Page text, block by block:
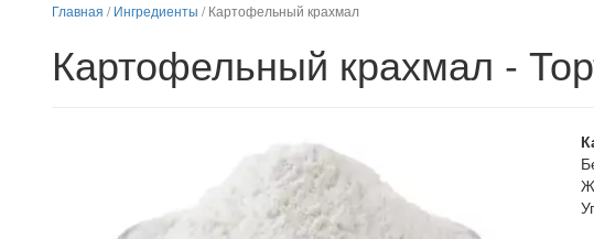
Главная /Ингредиенты /Картофельный крахмал
Картофельный крахмал -